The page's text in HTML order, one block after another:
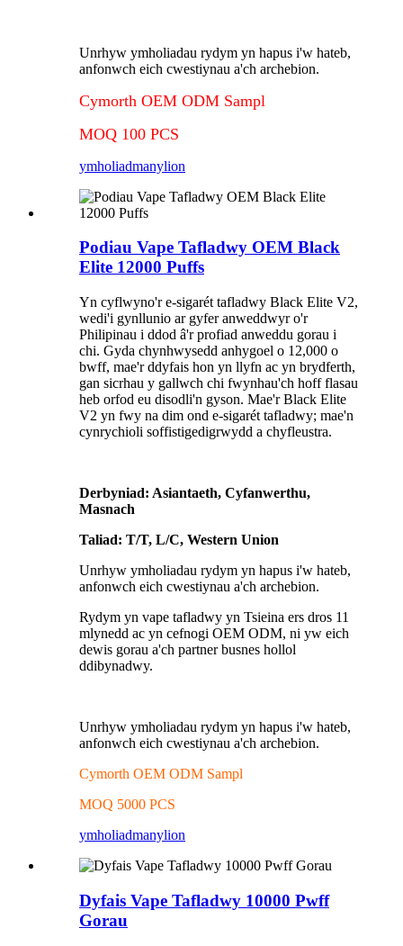
Unrhyw ymholiadau rydym yn hapus i'w hateb,
anfonwch eich cwestiynau a'ch archebion.
Cymorth OEM ODM Sampl
MOQ 100 PCS
ymholiadmanylion
Podiau Vape Tafladwy OEM Black
Elite 12000 Puffs
Yn cyflwyno'r e-sigarét tafladwy Black Elite V2,
wedi'i gynllunio ar gyfer anweddwyr o'r
Philipinau i ddod â'r profiad anweddu gorau i
chi. Gyda chynhwysedd anhygoel o 12,000 o
bwff, mae'r ddyfais hon yn llyfn ac yn brydferth,
gan sicrhau y gallwch chi fwynhau'ch hoff flasau
heb orfod eu disodli'n gyson. Mae'r Black Elite
V2 yn fwy na dim ond e-sigarét tafladwy; mae'n
cynrychioli soffistigedigrwydd a chyfleustra.
Derbyniad: Asiantaeth, Cyfanwerthu,
Masnach
Taliad: T/T, L/C, Western Union
Unrhyw ymholiadau rydym yn hapus i'w hateb,
anfonwch eich cwestiynau a'ch archebion.
Rydym yn vape tafladwy yn Tsieina ers dros 11
mlynedd ac yn cefnogi OEM ODM, ni yw eich
dewis gorau a'ch partner busnes hollol
ddibynadwy.
Unrhyw ymholiadau rydym yn hapus i'w hateb,
anfonwch eich cwestiynau a'ch archebion.
Cymorth OEM ODM Sampl
MOQ 5000 PCS
ymholiadmanylion
Dyfais Vape Tafladwy 10000 Pwff
Gorau